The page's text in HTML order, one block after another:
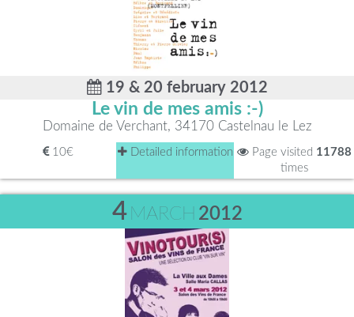
19 & 20 february 2012
Le vin de mes amis :-)
Domaine de Verchant, 34170 Castelnau le Lez
10€ Detailed information Page visited 11788
times
4 MARCH 2012